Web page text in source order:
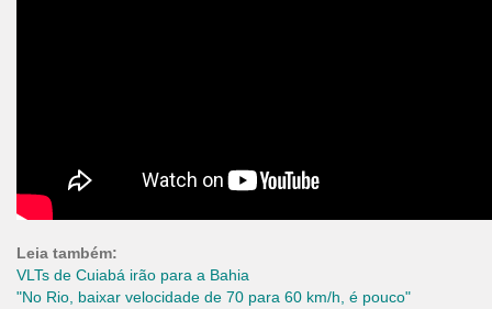
Leia também:
VLTs de Cuiabá irão para a Bahia
"No Rio, baixar velocidade de 70 para 60 km/h, é pouco"